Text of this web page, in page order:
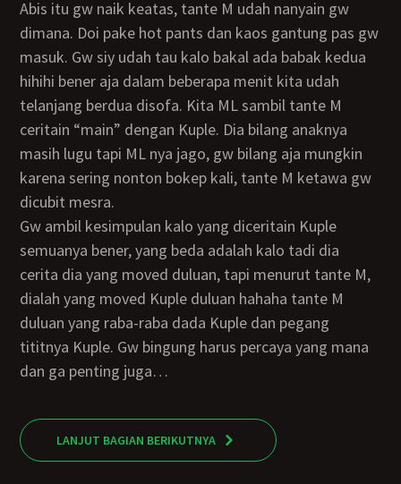
Abis itu gw naik keatas, tante M udah nanyain gw
dimana. Doi pake hot pants dan kaos gantung pas gw
masuk. Gw siy udah tau kalo bakal ada babak kedua
hihihi bener aja dalam beberapa menit kita udah
telanjang berdua disofa. Kita ML sambil tante M
ceritain “main” dengan Kuple. Dia bilang anaknya
masih lugu tapi ML nya jago, gw bilang aja mungkin
karena sering nonton bokep kali, tante M ketawa gw
dicubit mesra.
Gw ambil kesimpulan kalo yang diceritain Kuple
semuanya bener, yang beda adalah kalo tadi dia
cerita dia yang moved duluan, tapi menurut tante M,
dialah yang moved Kuple duluan hahaha tante M
duluan yang raba-raba dada Kuple dan pegang
tititnya Kuple. Gw bingung harus percaya yang mana
dan ga penting juga…
LANJUT BAGIAN BERIKUTNYA